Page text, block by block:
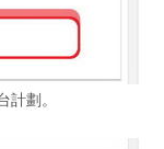
計劃。